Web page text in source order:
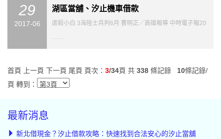
29
2017-06
湖區當舖、汐止機車借款
虐殺小白 3海陸士兵判6月 曹明正╱高雄報導 中時電子報20
……
首頁 上一頁 下一頁 尾頁 頁次： 3/34頁 共 338 條記錄 10條記錄/
頁 轉到：
最新消息
新北借現金？汐止借款攻略：快速找到合法安心的汐止當舖